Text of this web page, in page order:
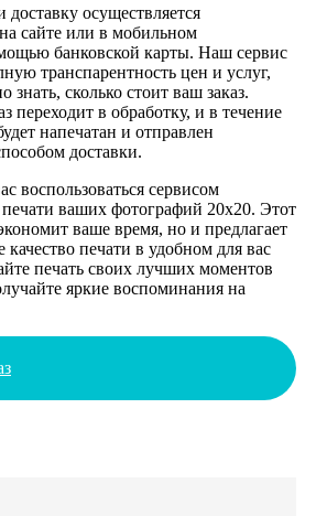
доставку осуществляется
сайте или в мобильном
банковской карты. Наш сервис
транспарентность цен и услуг,
знать, сколько стоит ваш заказ.
переходит в обработку, и в течение
напечатан и отправлен
доставки.
воспользоваться сервисом
ваших фотографий 20х20. Этот
ваше время, но и предлагает
качество печати в удобном для вас
печать своих лучших моментов
яркие воспоминания на